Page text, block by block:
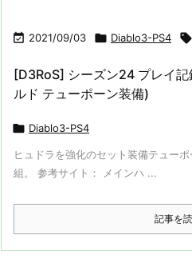
 2021/09/03  Diablo3-PS4 
[D3RoS] シーズン24 プレイ
ルド テューポーン装備)
 Diablo3-PS4
ヒュドラを強化のセット装備テュー
組。 参考サイト： メインハ ...
記事を